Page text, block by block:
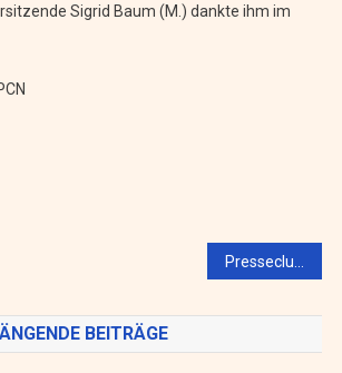
Sigrid Baum (M.) dankte ihm im
BEITRÄGE